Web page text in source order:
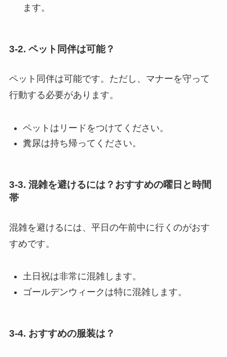
ます。
3-2. ペット同伴は可能？
ペット同伴は可能です。ただし、マナーを守って
行動する必要があります。
ペットはリードをつけてください。
糞尿は持ち帰ってください。
3-3. 混雑を避けるには？おすすめの曜日と時間
帯
混雑を避けるには、平日の午前中に行くのがおす
すめです。
土日祝は非常に混雑します。
ゴールデンウィークは特に混雑します。
3-4. おすすめの服装は？